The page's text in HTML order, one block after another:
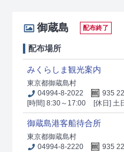
御蔵島 配布終了
配布場所
みくらしま観光案内
東京都御蔵島村
04994-8-2022
935
[時間] 8:30～17:00
[休日] 土
御蔵島港客船待合所
東京都御蔵島村
04994-8-2220
935